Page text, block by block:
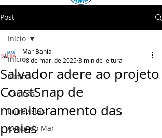
Post
Início
Notícias
Colunas
Entrevistas
Gente do Mar
Início
Salvador adere ao projeto
CoastSnap de
monitoramento das
praias
Mar Bahia
18 de mar. de 20253 min de leitura